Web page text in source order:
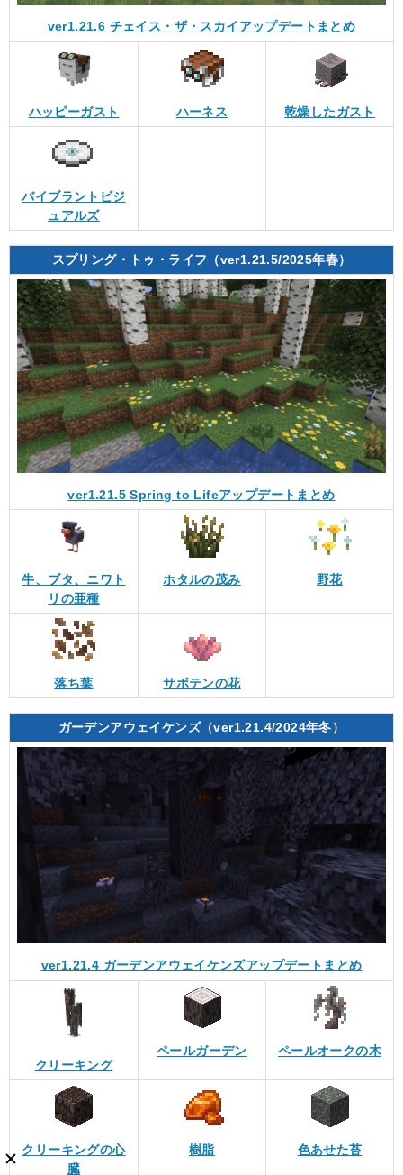
ver1.21.6 チェイス・ザ・スカイアップデートまとめ
ハッピーガスト ハーネス 乾燥したガスト
バイブラントビジ
ュアルズ
スプリング・トゥ・ライフ（ver1.21.5/2025年春）
ver1.21.5 Spring to Lifeアップデートまとめ
牛、ブタ、ニワト
リの亜種
ホタルの茂み 野花
落ち葉 サボテンの花
ガーデンアウェイケンズ（ver1.21.4/2024年冬）
ver1.21.4 ガーデンアウェイケンズアップデートまとめ
クリーキング
ペールガーデン ペールオークの木
クリーキングの心
臓
樹脂 色あせた苔